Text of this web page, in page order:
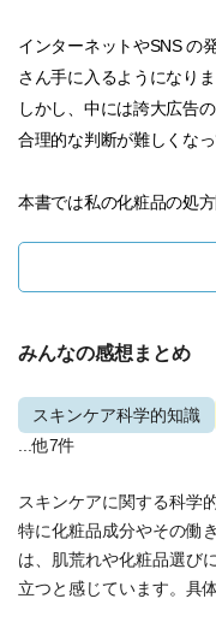
インターネットやSNS の
さん手に入るようになりま
しかし、中には誇大広告
合理的な判断が難しくな
本書では私の化粧品の処方
みんなの感想まとめ
スキンケア科学的知識
...他7件
スキンケアに関する科学
特に化粧品成分やその働
は、肌荒れや化粧品選び
立つと感じています。具体